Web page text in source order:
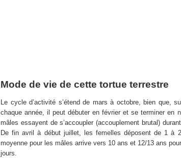
Mode de vie de cette tortue terrestre
Le cycle d’activité s’étend de mars à octobre, bien que,
chaque année, il peut débuter en février et se terminer en
mâles essayent de s’accoupler (accouplement brutal)
De fin avril à début juillet, les femelles déposent de 1 à
moyenne pour les mâles arrive vers 10 ans et 12/13 ans
jours.